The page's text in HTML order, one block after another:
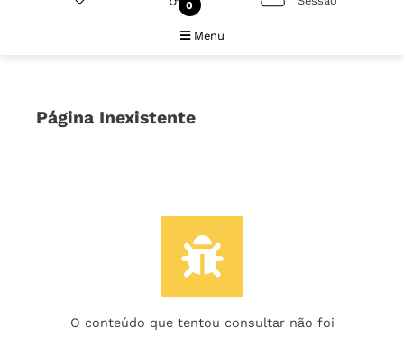
0
Menu
Página Inexistente
O conteúdo que tentou consultar não foi